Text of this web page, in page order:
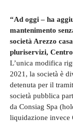
“Ad oggi – ha
mantenimento
società Arezzo
pluriservizi,
L’unica modifica
2021, la società è
detenuta per il
società pubblica
da Consiag Spa
liquidazione invece